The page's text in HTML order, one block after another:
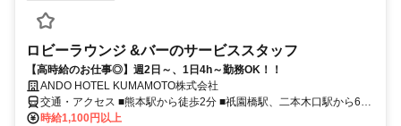
ロビーラウンジ &バーのサービススタッフ
【高時給のお仕事◎】週2日～、1日4h～勤務OK！！
ANDO HOTEL KUMAMOTO株式会社
交通・アクセス ■熊本駅から徒歩2分 ■祇園橋駅、二本木口駅から6分
■田崎橋駅から徒歩9分 ★交通費・ガソリン代支給
時給1,100円以上